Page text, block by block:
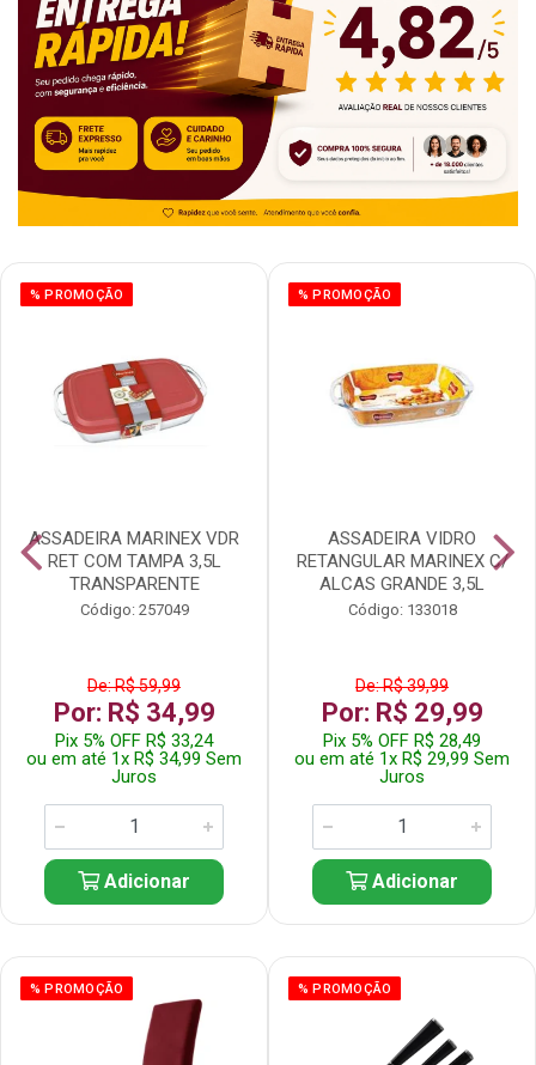
% PROMOÇÃO
ASSADEIRA MARINEX VDR
RET COM TAMPA 3,5L
TRANSPARENTE
Código: 257049
De: R$ 59,99
Por: R$ 34,99
Pix 5% OFF R$ 33,24
ou em até 1x R$ 34,99 Sem
Juros
Adicionar
% PROMOÇÃO
ASSADEIRA VIDRO
RETANGULAR MARINEX C/
ALCAS GRANDE 3,5L
Código: 133018
De: R$ 39,99
Por: R$ 29,99
Pix 5% OFF R$ 28,49
ou em até 1x R$ 29,99 Sem
Juros
Adicionar
% PROMOÇÃO % PROMOÇÃO